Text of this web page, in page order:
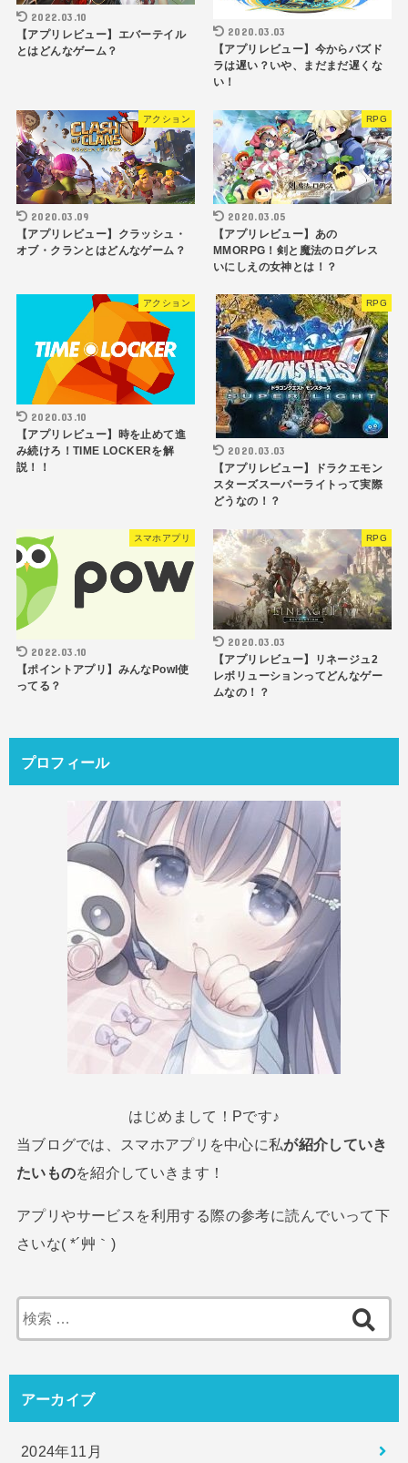
2022.03.10
【アプリレビュー】エバーテイル
とはどんなゲーム？
2020.03.03
【アプリレビュー】今からパズド
ラは遅い？いや、まだまだ遅くな
い！
アクション
2020.03.09
【アプリレビュー】クラッシュ・
オブ・クランとはどんなゲーム？
RPG
2020.03.05
【アプリレビュー】あの
MMORPG！剣と魔法のログレス
いにしえの女神とは！？
アクション
2020.03.10
【アプリレビュー】時を止めて進
み続けろ！TIME LOCKERを解
説！！
RPG
2020.03.03
【アプリレビュー】ドラクエモン
スターズスーパーライトって実際
どうなの！？
スマホアプリ
2022.03.10
【ポイントアプリ】みんなPowl使
ってる？
RPG
2020.03.03
【アプリレビュー】リネージュ2
レボリューションってどんなゲー
ムなの！？
プロフィール
はじめまして！Pです♪
当ブログでは、スマホアプリを中心に私が紹介していき
たいものを紹介していきます！
アプリやサービスを利用する際の参考に読んでいって下
さいな( *´艸｀)
索:
アーカイブ
2024年11月